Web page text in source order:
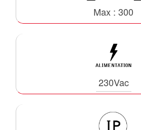
Max : 300
230Vac